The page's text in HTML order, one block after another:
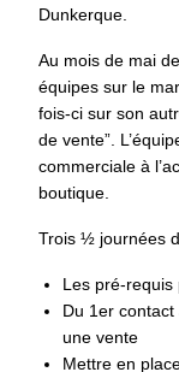
Dunkerque.
Au mois de mai
équipes sur le
fois-ci sur son
de vente”.
commerciale à
boutique.
Trois ½ journées
Les pré-
Du 1er
une vente
Mettre en